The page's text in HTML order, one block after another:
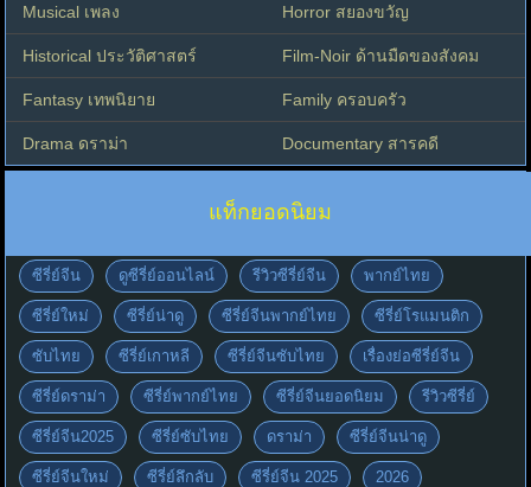
Musical เพลง Horror สยองขวัญ
Historical ประวัติศาสตร์ Film-Noir ด้านมืดของสังคม
Fantasy เทพนิยาย Family ครอบครัว
Drama ดราม่า Documentary สารคดี
แท็กยอดนิยม
ซีรี่ย์จีน ดูซีรี่ย์ออนไลน์ รีวิวซีรี่ย์จีน พากย์ไทย
ซีรี่ย์ใหม่ ซีรี่ย์น่าดู ซีรี่ย์จีนพากย์ไทย ซีรี่ย์โรแมนติก
ซับไทย ซีรี่ย์เกาหลี ซีรี่ย์จีนซับไทย เรื่องย่อซีรี่ย์จีน
ซีรี่ย์ดราม่า ซีรี่ย์พากย์ไทย ซีรี่ย์จีนยอดนิยม รีวิวซีรี่ย์
ซีรี่ย์จีน2025 ซีรี่ย์ซับไทย ดราม่า ซีรี่ย์จีนน่าดู
ซีรี่ย์จีนใหม่ ซีรี่ย์ลึกลับ ซีรี่ย์จีน 2025 2026